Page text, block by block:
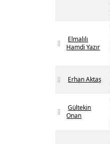
Elmalılı
Hamdi Yazır
Erhan Aktaş
Gültekin
Onan